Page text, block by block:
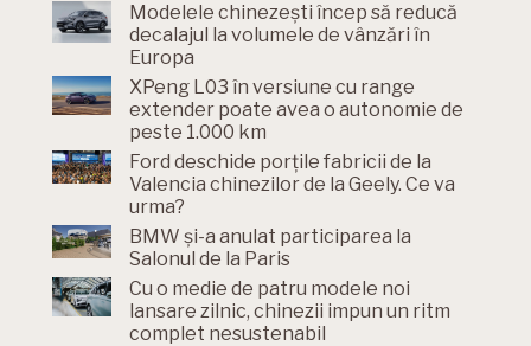
Modelele chinezești încep să reducă
decalajul la volumele de vânzări în
Europa
XPeng L03 în versiune cu range
extender poate avea o autonomie de
peste 1.000 km
Ford deschide porțile fabricii de la
Valencia chinezilor de la Geely. Ce va
urma?
BMW și-a anulat participarea la
Salonul de la Paris
Cu o medie de patru modele noi
lansare zilnic, chinezii impun un ritm
complet nesustenabil